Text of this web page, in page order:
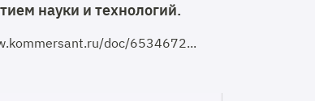
науки и технологий.
doc/6534672...